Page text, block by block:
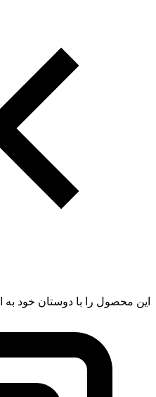
این محصول را با دوستان خود به